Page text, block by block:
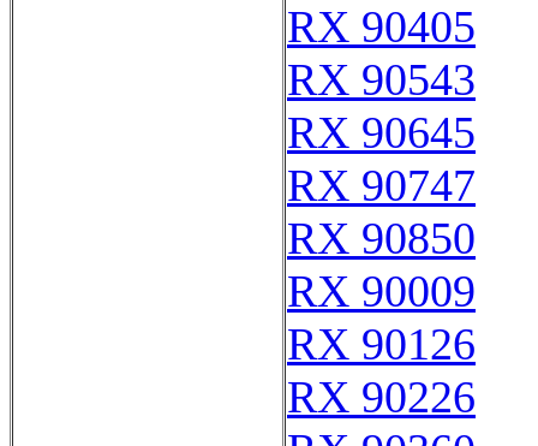
RX 90405
RX 90543
RX 90645
RX 90747
RX 90850
RX 90009
RX 90126
RX 90226